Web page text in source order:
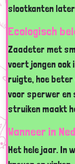
slootkanten
Ecologisch
Zaadeter met
voert jongen ook
ruigte, hoe beter
voor sperwer en
struiken maakt
Wanneer in
Het hele jaar. In